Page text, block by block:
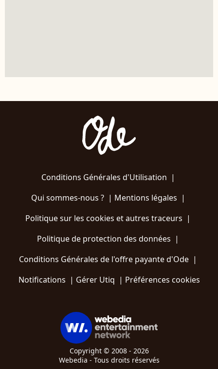
Conditions Générales d'Utilisation |
Qui sommes-nous ?| Mentions légales |
Politique sur les cookies et autres traceurs |
Politique de protection des données |
Conditions Générales de l'offre payante d'Ode |
Notifications | Gérer Utiq | Préférences cookies
Copyright © 2008 - 2026
Webedia - Tous droits réservés